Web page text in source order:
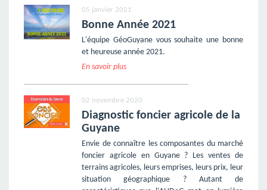
05 janvier 2021
Bonne Année 2021
L'équipe GéoGuyane vous souhaite une bonne
et heureuse année 2021.
En savoir plus
02 novembre 2020
Diagnostic foncier agricole de la
Guyane
Envie de connaître les composantes du marché
foncier agricole en Guyane ? Les ventes de
terrains agricoles, leurs emprises, leurs prix, leur
situation géographique ? Autant de